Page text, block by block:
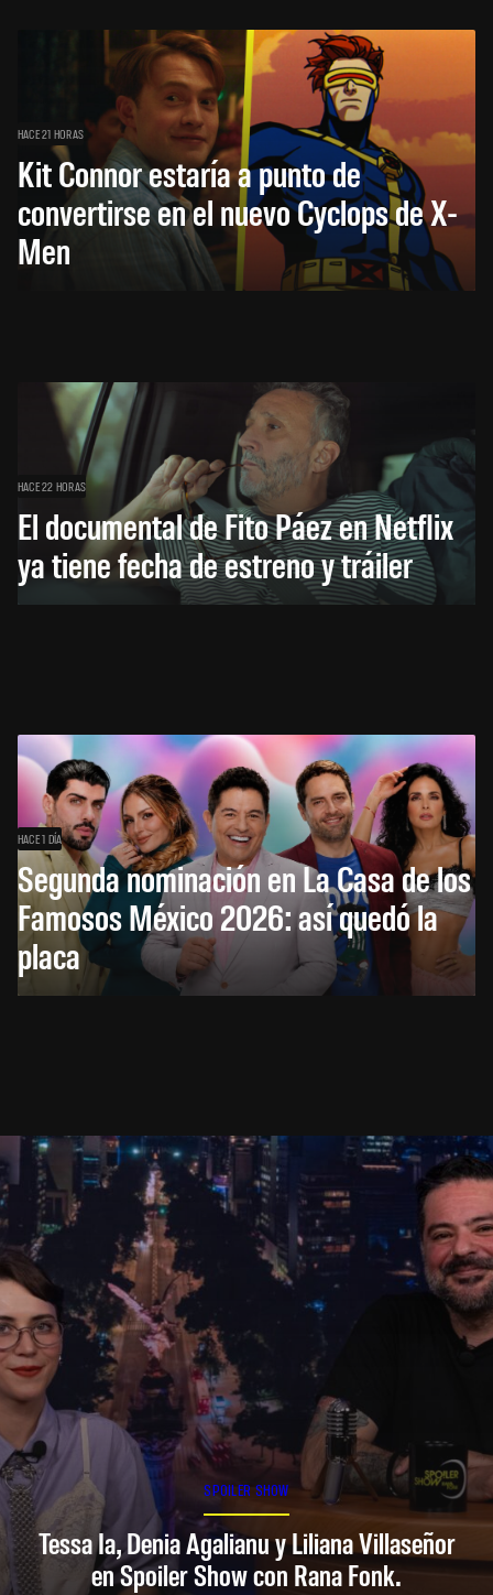
HACE 21 HORAS
Kit Connor estaría a punto de
convertirse en el nuevo Cyclops de X-
Men
HACE 22 HORAS
El documental de Fito Páez en Netflix
ya tiene fecha de estreno y tráiler
HACE 1 DÍA
Segunda nominación en La Casa de los
Famosos México 2026: así quedó la
placa
SPOILER SHOW
Tessa Ia, Denia Agalianu y Liliana Villaseñor
en Spoiler Show con Rana Fonk.